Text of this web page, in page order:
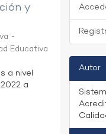
y
-
Educativa
a nivel
a
Autor